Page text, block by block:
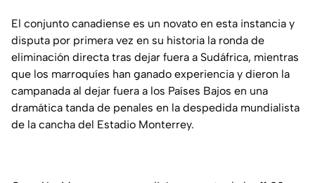
El conjunto canadiense es un novato en esta instancia y
disputa por primera vez en su historia la ronda de
eliminación directa tras dejar fuera a Sudáfrica, mientras
que los marroquíes han ganado experiencia y dieron la
campanada al dejar fuera a los Países Bajos en una
dramática tanda de penales en la despedida mundialista
de la cancha del Estadio Monterrey.